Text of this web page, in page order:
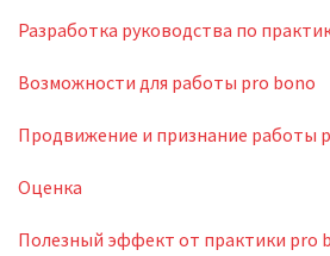
Разработка руководства по
Возможности для работы pro bono
Продвижение и признание работы
Оценка
Полезный эффект от практики pro